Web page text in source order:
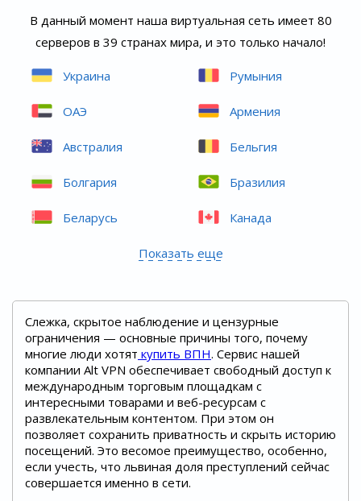
В данный момент наша виртуальная сеть имеет 80
серверов в 39 странах мира, и это только начало!
Украина Румыния
ОАЭ Армения
Австралия Бельгия
Болгария Бразилия
Беларусь Канада
Показать еще
Слежка, скрытое наблюдение и цензурные
ограничения — основные причины того, почему
многие люди хотят купить ВПН. Сервис нашей
компании Alt VPN обеспечивает свободный доступ к
международным торговым площадкам с
интересными товарами и веб-ресурсам с
развлекательным контентом. При этом он
позволяет сохранить приватность и скрыть историю
посещений. Это весомое преимущество, особенно,
если учесть, что львиная доля преступлений сейчас
совершается именно в сети.